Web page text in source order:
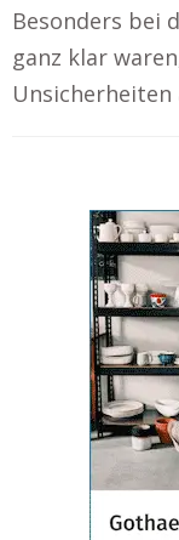
Besonders bei
ganz klar
Unsicherheiten